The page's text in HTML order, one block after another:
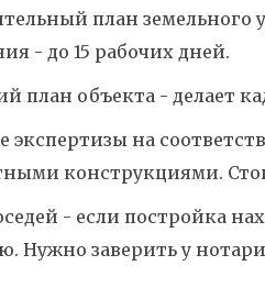
план земельного
- до 15 рабочих дней.
план объекта - делает
экспертизы на
конструкциями.
- если постройка
Нужно заверить у